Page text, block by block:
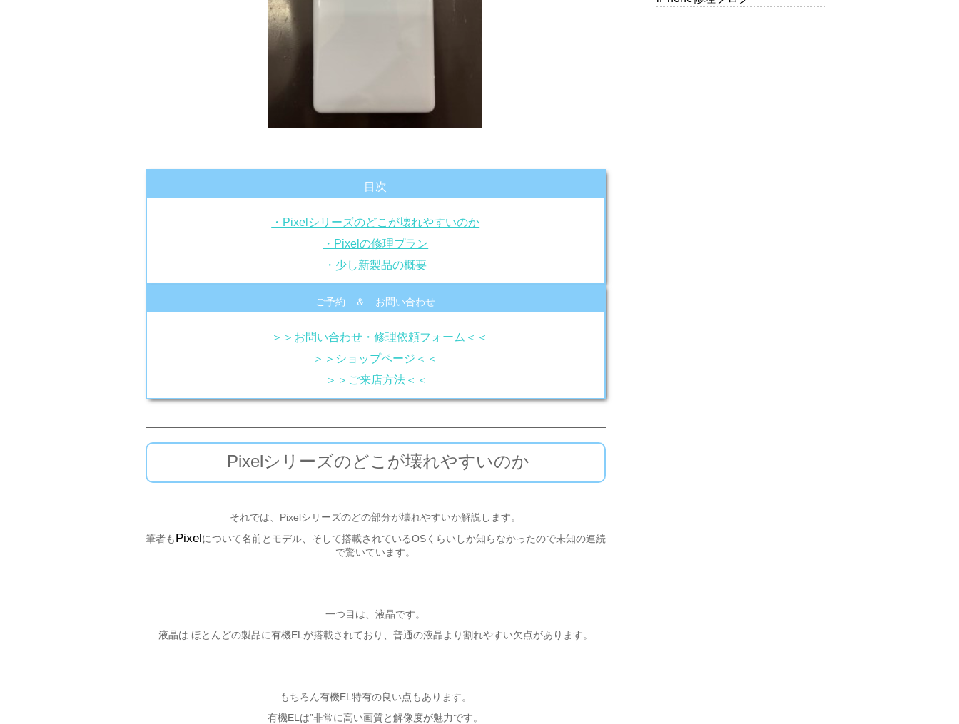
目次
・Pixelシリーズのどこが壊れやすいのか
・Pixelの修理プラン
・少し新製品の概要
ご予約 ＆ お問い合わせ
＞＞お問い合わせ・修理依頼フォーム＜＜
＞＞ショップページ＜＜
＞＞ご来店方法＜＜
Pixelシリーズのどこが壊れやすいのか
それでは、Pixelシリーズのどの部分が壊れやすいか解説します。
筆者もPixelについて名前とモデル、そして搭載されているOSくらいしか知らなかったので未知の連続
で驚いています。
一つ目は、液晶です。
液晶は ほとんどの製品に有機ELが搭載されており、普通の液晶より割れやすい欠点があります。
もちろん有機EL特有の良い点もあります。
有機ELは”非常に高い画質と解像度が魅力です。